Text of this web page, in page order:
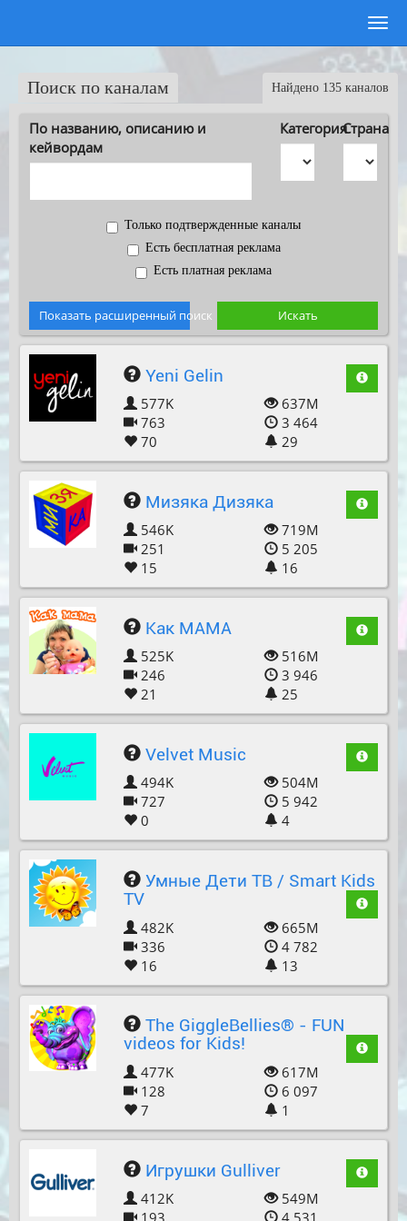
Поиск по каналам Найдено 135 каналов
По названию, описанию и
кейвордам
КатегорияСтрана
Только подтвержденные каналы
Есть бесплатная реклама
Есть платная реклама
Показать расширенный поиск Искать
Yeni Gelin
577K
763
70
637M
3 464
29
Мизяка Дизяка
546K
251
15
719M
5 205
16
Как МАМА
525K
246
21
516M
3 946
25
Velvet Music
494K
727
0
504M
5 942
4
Умные Дети ТВ / Smart Kids
TV
482K
336
16
665M
4 782
13
The GiggleBellies® - FUN
videos for Kids!
477K
128
7
617M
6 097
1
Игрушки Gulliver
412K
193
549M
4 531